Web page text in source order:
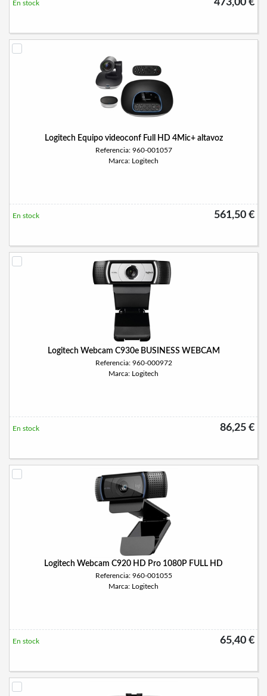
473,00 €
En stock
Logitech Equipo videoconf Full HD 4Mic+ altavoz
Referencia: 960-001057
Marca: Logitech
561,50 €
En stock
Logitech Webcam C930e BUSINESS WEBCAM
Referencia: 960-000972
Marca: Logitech
86,25 €
En stock
Logitech Webcam C920 HD Pro 1080P FULL HD
Referencia: 960-001055
Marca: Logitech
65,40 €
En stock